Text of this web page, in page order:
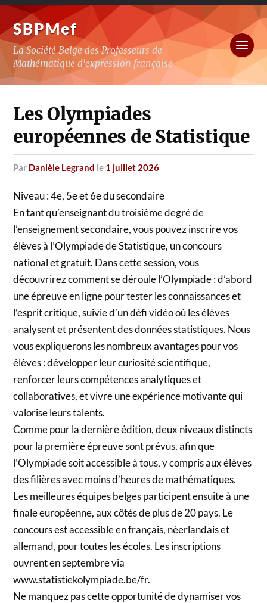
SBPMef
La Société Belge des Professeurs de
Mathématique d'expression française
Les Olympiades
européennes de Statistique
par Danièle Legrand le 1 juillet 2026
Niveau : 4e, 5e et 6e du secondaire
En tant qu’enseignant du troisième degré de
l’enseignement secondaire, vous pouvez inscrire vos
élèves à l’Olympiade de Statistique, un concours
national et gratuit. Dans cette session, vous
découvrirez comment se déroule l’Olympiade : d’abord
une épreuve en ligne pour tester les connaissances et
l’esprit critique, suivie d’un défi vidéo où les élèves
analysent et présentent des données statistiques. Nous
vous expliquerons les nombreux avantages pour vos
élèves : développer leur curiosité scientifique,
renforcer leurs compétences analytiques et
collaboratives, et vivre une expérience motivante qui
valorise leurs talents.
Comme pour la dernière édition, deux niveaux distincts
pour la première épreuve sont prévus, afin que
l’Olympiade soit accessible à tous, y compris aux élèves
des filières avec moins d’heures de mathématiques.
Les meilleures équipes belges participent ensuite à une
finale européenne, aux côtés de plus de 20 pays. Le
concours est accessible en français, néerlandais et
allemand, pour toutes les écoles. Les inscriptions
ouvrent en septembre via
www.statistiekolympiade.be/fr.
Ne manquez pas cette opportunité de dynamiser vos